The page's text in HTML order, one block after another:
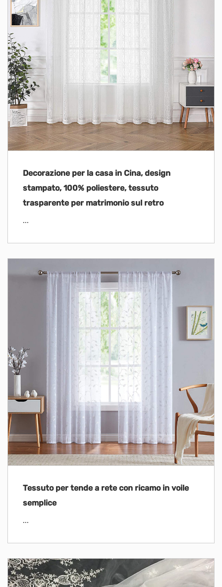
Decorazione per la casa in Cina, design
stampato, 100% poliestere, tessuto
trasparente per matrimonio sul retro
...
Tessuto per tende a rete con ricamo in voile
semplice
...